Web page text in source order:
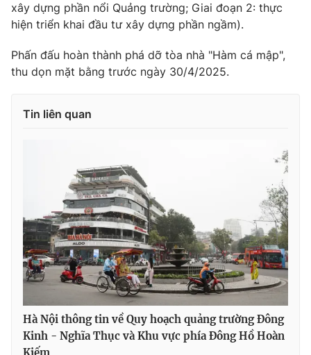
xây dựng phần nổi Quảng trường; Giai đoạn 2: thực
hiện triển khai đầu tư xây dựng phần ngầm).
Phấn đấu hoàn thành phá dỡ tòa nhà "Hàm cá mập",
thu dọn mặt bằng trước ngày 30/4/2025.
Tin liên quan
Hà Nội thông tin về Quy hoạch quảng trường Đông
Kinh - Nghĩa Thục và Khu vực phía Đông Hồ Hoàn